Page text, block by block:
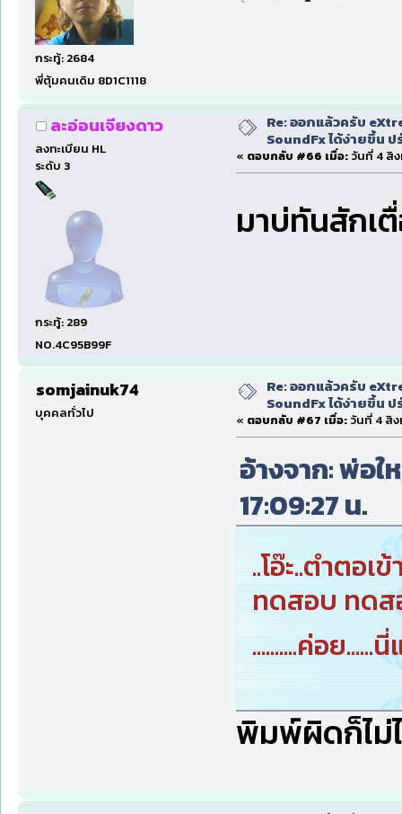
กระทู้: 2684
พี่ตุ้มคนเดิม 8D1C1118
ละอ่อนเจียงดาว
ลงทะเบียน HL
ระดับ 3
กระทู้: 289
NO.4C95B99F
Re: ออกแล้วครับ
SoundFx ได้ง่ายขึ้น
« ตอบกลับ #66 เมื่อ: วันที่ 4 สิง
มาบ่ทันสัก
somjainuk74
บุคคลทั่วไป
Re: ออกแล้วครับ
SoundFx ได้ง่ายขึ้น
« ตอบกลับ #67 เมื่อ: วันที่ 4 สิ
อ้างจาก: พ่อ
17:09:27 น.
..โอ๊ะ..ตำตอเ
ทดสอบ ทดส
..........ค่อย
พิมพ์ผิดก็ไม่